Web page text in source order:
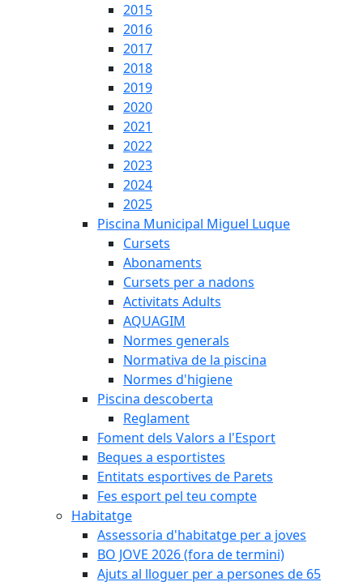
2015
2016
2017
2018
2019
2020
2021
2022
2023
2024
2025
Piscina Municipal Miguel Luque
Cursets
Abonaments
Cursets per a nadons
Activitats Adults
AQUAGIM
Normes generals
Normativa de la piscina
Normes d'higiene
Piscina descoberta
Reglament
Foment dels Valors a l'Esport
Beques a esportistes
Entitats esportives de Parets
Fes esport pel teu compte
Habitatge
Assessoria d'habitatge per a joves
BO JOVE 2026 (fora de termini)
Ajuts al lloguer per a persones de 65